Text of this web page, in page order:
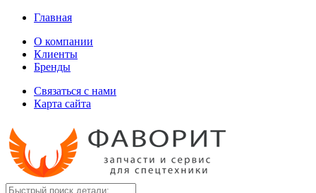
Главная
О компании
Клиенты
Бренды
Связаться с нами
Карта сайта